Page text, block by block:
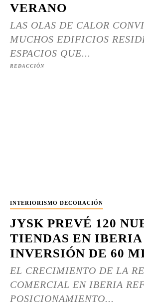
VERANO
LAS OLAS DE CALOR
MUCHOS EDIFICIOS
ESPACIOS QUE...
REDACCIÓN
INTERIORISMO DECORACIÓN
JYSK PREVÉ 120
TIENDAS EN IBERIA
INVERSIÓN DE 60
EL CRECIMIENTO DE LA
COMERCIAL EN IBERIA
POSICIONAMIENTO...